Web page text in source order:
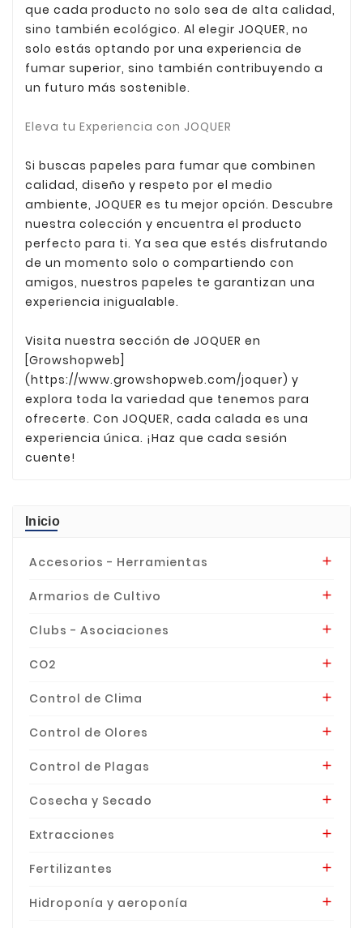
que cada producto no solo sea de alta calidad,
sino también ecológico. Al elegir JOQUER, no
solo estás optando por una experiencia de
fumar superior, sino también contribuyendo a
un futuro más sostenible.
Eleva tu Experiencia con JOQUER
Si buscas papeles para fumar que combinen
calidad, diseño y respeto por el medio
ambiente, JOQUER es tu mejor opción. Descubre
nuestra colección y encuentra el producto
perfecto para ti. Ya sea que estés disfrutando
de un momento solo o compartiendo con
amigos, nuestros papeles te garantizan una
experiencia inigualable.
Visita nuestra sección de JOQUER en
[Growshopweb]
(https://www.growshopweb.com/joquer) y
explora toda la variedad que tenemos para
ofrecerte. Con JOQUER, cada calada es una
experiencia única. ¡Haz que cada sesión
cuente!
Inicio
Accesorios - Herramientas 
Armarios de Cultivo 
Clubs - Asociaciones 
CO2 
Control de Clima 
Control de Olores 
Control de Plagas 
Cosecha y Secado 
Extracciones 
Fertilizantes 
Hidroponía y aeroponía 